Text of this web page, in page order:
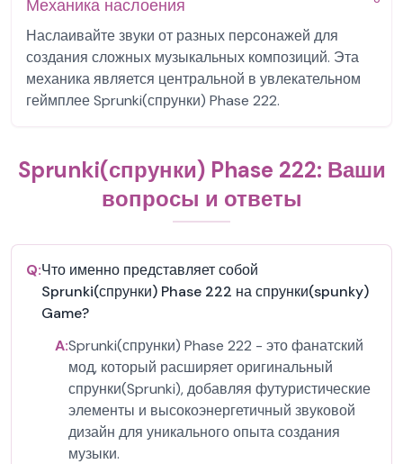
Механика наслоения
Наслаивайте звуки от разных персонажей для
создания сложных музыкальных композиций. Эта
механика является центральной в увлекательном
геймплее Sprunki(спрунки) Phase 222.
Sprunki(спрунки) Phase 222: Ваши
вопросы и ответы
Q:Что именно представляет собой
Sprunki(спрунки) Phase 222 на спрунки(spunky)
Game?
A:Sprunki(спрунки) Phase 222 - это фанатский
мод, который расширяет оригинальный
спрунки(Sprunki), добавляя футуристические
элементы и высокоэнергетичный звуковой
дизайн для уникального опыта создания
музыки.